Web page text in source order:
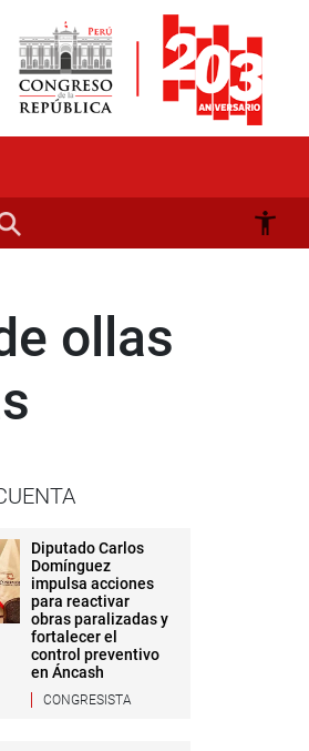
ollas
Diputado Carlos
Domínguez
impulsa acciones
para reactivar
obras paralizadas y
fortalecer el
control preventivo
en Áncash
CONGRESISTA